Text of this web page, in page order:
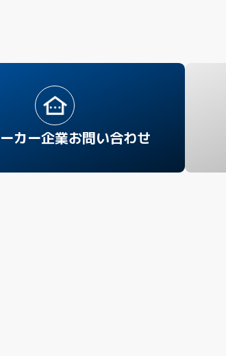
カー企業お問い合わせ